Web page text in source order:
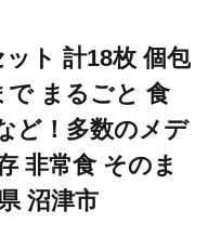
ト 計18枚 個包
で まるごと 食
ど！多数のメデ
非常食 そのま
沼津市